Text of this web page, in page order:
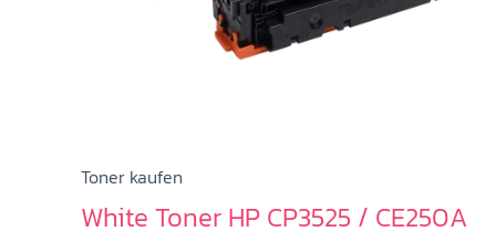
Toner kaufen
White Toner HP CP3525 / CE250A